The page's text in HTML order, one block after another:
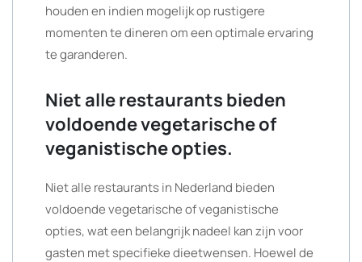
houden en indien mogelijk op rustigere
momenten te dineren om een optimale ervaring
te garanderen.
Niet alle restaurants bieden
voldoende vegetarische of
veganistische opties.
Niet alle restaurants in Nederland bieden
voldoende vegetarische of veganistische
opties, wat een belangrijk nadeel kan zijn voor
gasten met specifieke dieetwensen. Hoewel de